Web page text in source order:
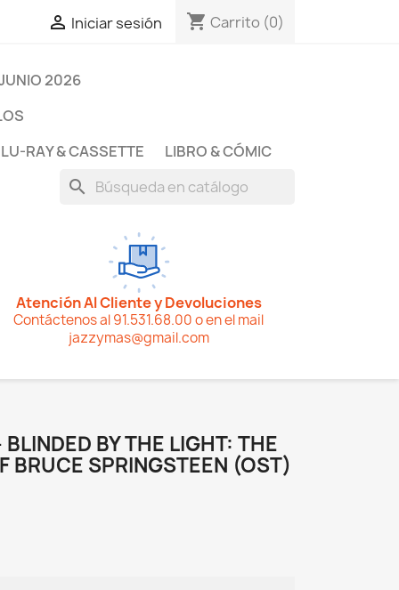
 Iniciar sesión shopping_cart Carrito (0)
2026
RAY & CASSETTE LIBRO & CÓMIC
search
Atención Al Cliente y Devoluciones
Contáctenos al 91.531.68.00 o en el mail
jazzymas@gmail.com
BY THE LIGHT: THE
BRUCE SPRINGSTEEN (OST)